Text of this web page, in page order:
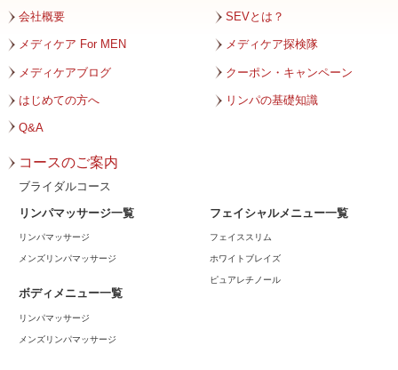
2023年10月
2023年9月
2023年8月
2023年5月
2023年4月
2023年3月
2023年2月
会社概要 SEVとは？
メディケア For MEN メディケア探検隊
メディケアブログ クーポン・キャンペーン
はじめての方へ リンパの基礎知識
Q&A
コースのご案内
ブライダルコース
リンパマッサージ一覧
リンパマッサージ
メンズリンパマッサージ
フェイシャルメニュー一覧
フェイススリム
ホワイトブレイズ
ピュアレチノール
ボディメニュー一覧
リンパマッサージ
メンズリンパマッサージ